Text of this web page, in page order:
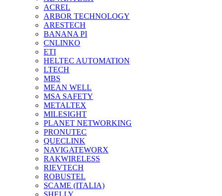
ACREL
ARBOR TECHNOLOGY
ARESTECH
BANANA PI
CNLINKO
ETI
HELTEC AUTOMATION
LTECH
MBS
MEAN WELL
MSA SAFETY
METALTEX
MILESIGHT
PLANET NETWORKING
PRONUTEC
QUECLINK
NAVIGATEWORX
RAKWIRELESS
RIEVTECH
ROBUSTEL
SCAME (ITALIA)
SHELLY